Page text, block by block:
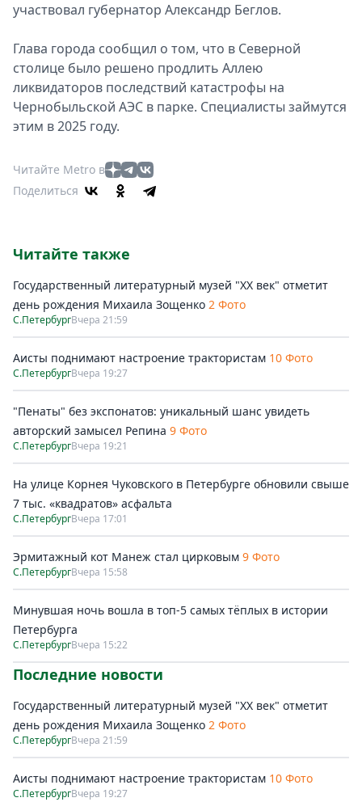
участвовал губернатор Александр Беглов.
Глава города сообщил о том, что в Северной
столице было решено продлить Аллею
ликвидаторов последствий катастрофы на
Чернобыльской АЭС в парке. Специалисты займутся
этим в 2025 году.
Читайте Metro в
Поделиться
Читайте также
Государственный литературный музей "ХХ век" отметит
день рождения Михаила Зощенко 2 Фото
С.ПетербургВчера 21:59
Аисты поднимают настроение трактористам 10 Фото
С.ПетербургВчера 19:27
"Пенаты" без экспонатов: уникальный шанс увидеть
авторский замысел Репина 9 Фото
С.ПетербургВчера 19:21
На улице Корнея Чуковского в Петербурге обновили свыше
7 тыс. «квадратов» асфальта
С.ПетербургВчера 17:01
Эрмитажный кот Манеж стал цирковым 9 Фото
С.ПетербургВчера 15:58
Минувшая ночь вошла в топ-5 самых тёплых в истории
Петербурга
С.ПетербургВчера 15:22
Последние новости
Государственный литературный музей "ХХ век" отметит
день рождения Михаила Зощенко 2 Фото
С.ПетербургВчера 21:59
Аисты поднимают настроение трактористам 10 Фото
С.ПетербургВчера 19:27